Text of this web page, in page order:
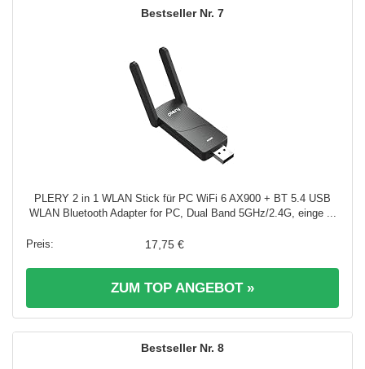
7
PLERY 2 in 1 WLAN Stick für PC WiFi 6 AX900 + BT 5.4 USB
WLAN Bluetooth Adapter for PC, Dual Band 5GHz/2.4G, einge ...
17,75 €
ZUM TOP ANGEBOT »
8